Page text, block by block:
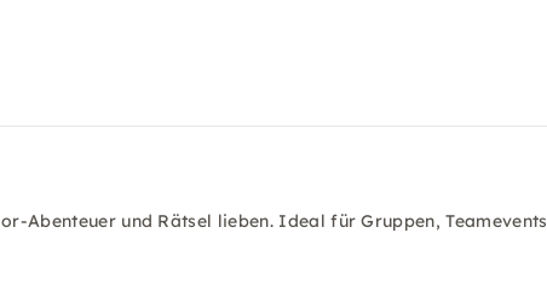
Abenteuer und Rätsel lieben. Ideal für Gruppen, Teamevents